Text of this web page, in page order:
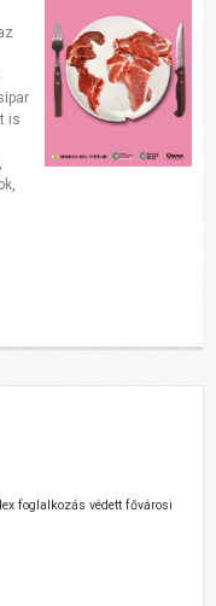
is
foglalkozás védett fővárosi